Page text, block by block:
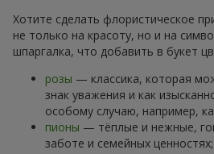
Хотите сделать флористическое
не только на красоту, но и на
шпаргалка, что добавить в букет
розы — классика, которая
знак уважения и как
особому случаю, например,
пионы — тёплые и нежные,
заботе и семейных ценностях;